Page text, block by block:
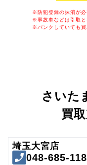
※防犯登録の抹消が必
※事故車などは引取と
※パンクしていても買
さいた
買
埼玉大宮店
048-685-